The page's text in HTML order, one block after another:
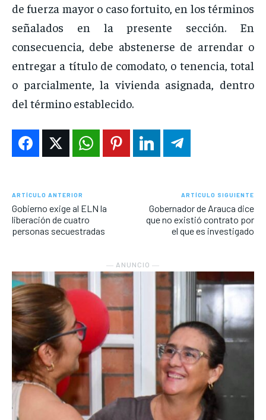
de fuerza mayor o caso fortuito, en los términos
señalados en la presente sección. En
consecuencia, debe abstenerse de arrendar o
entregar a título de comodato, o tenencia, total
o parcialmente, la vivienda asignada, dentro
del término establecido.
ARTÍCULO ANTERIOR
Gobierno exige al ELN la
liberación de cuatro
personas secuestradas
ARTÍCULO SIGUIENTE
Gobernador de Arauca dice
que no existió contrato por
el que es investigado
― ANUNCIO ―